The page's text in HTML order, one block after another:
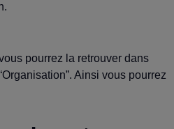
pourrez la retrouver dans
Ainsi vous pourrez